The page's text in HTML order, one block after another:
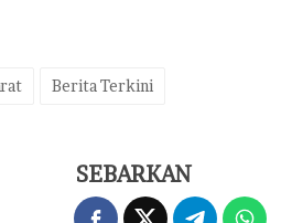
Berita Terkini
SEBARKAN